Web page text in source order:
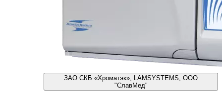
ЗАО СКБ «Хроматэк», LAMSYSTEMS, ООО
"СлавМед"